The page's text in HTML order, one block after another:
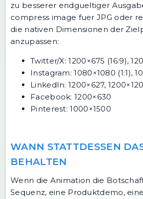
zu besserer endgueltiger
compress image fuer JPG oder
die nativen Dimensionen der
anzupassen:
Twitter/X: 1200×675 (16:9),
Instagram: 1080×1080 (1:1),
LinkedIn: 1200×627,
Facebook: 1200×630
Pinterest: 1000×1500
WANN STATTDESSEN
BEHALTEN
Wenn die Animation die
Sequenz, eine Produktdemo,